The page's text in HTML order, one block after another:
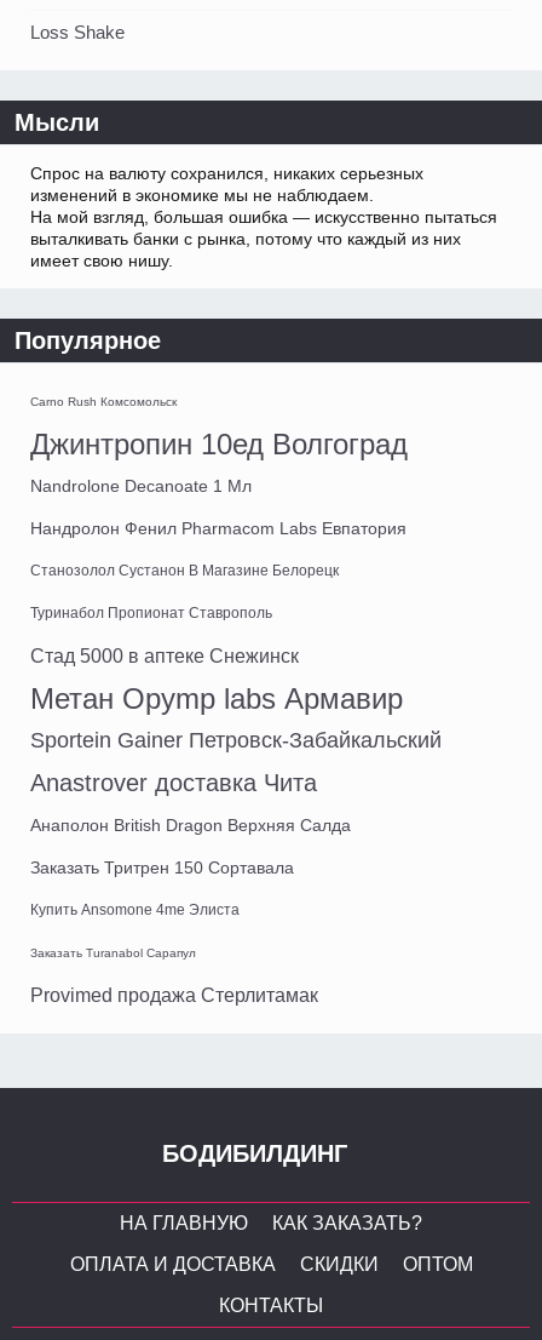
Loss Shake
Мысли
Спрос на валюту сохранился, никаких серьезных
изменений в экономике мы не наблюдаем.
На мой взгляд, большая ошибка — искусственно пытаться
выталкивать банки с рынка, потому что каждый из них
имеет свою нишу.
Популярное
Carno Rush Комсомольск
Джинтропин 10ед Волгоград
Nandrolone Decanoate 1 Мл
Нандролон Фенил Pharmacom Labs Евпатория
Станозолол Сустанон В Магазине Белорецк
Туринабол Пропионат Ставрополь
Стад 5000 в аптеке Снежинск
Метан Opymp labs Армавир
Sportein Gainer Петровск-Забайкальский
Anastrover доставка Чита
Анаполон British Dragon Верхняя Салда
Заказать Тритрен 150 Сортавала
Купить Ansomone 4me Элиста
Заказать Turanabol Сарапул
Provimed продажа Стерлитамак
БОДИБИЛДИНГ
НА ГЛАВНУЮ
КАК ЗАКАЗАТЬ?
ОПЛАТА И ДОСТАВКА
СКИДКИ
ОПТОМ
КОНТАКТЫ